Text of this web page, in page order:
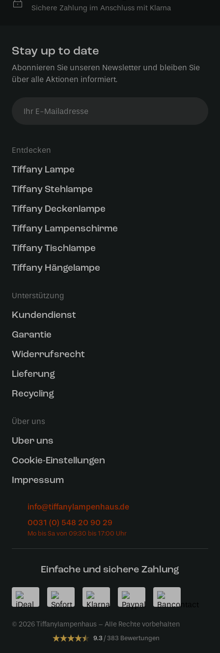
Sichere Zahlung im Anschluss mit Klarna
Stay up to date
Abonnieren Sie unseren Newsletter und bleiben Sie
über alle Aktionen informiert.
Entdecken
Tiffany Lampe
Tiffany Stehlampe
Tiffany Deckenlampe
Tiffany Lampenschirme
Tiffany Tischlampe
Tiffany Hängelampe
Unterstützung
Kundendienst
Garantie
Widerrufsrecht
Lieferung
Recycling
Über uns
Uber uns
Cookie-Einstellungen
Impressum
info@tiffanylampenhaus.de
0031 (0) 548 20 90 29
Einfache und sichere Zahlung
© 2026 Tiffanylampenhaus – Alle Rechte vorbehalten
9.3 383 Bewertungen